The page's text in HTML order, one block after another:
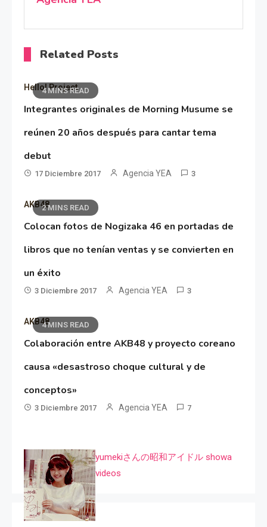
Related Posts
4 MINS READ
Hello! Project
Integrantes originales de Morning Musume se
reúnen 20 años después para cantar tema
debut
17 Diciembre 2017 Agencia YEA 3
2 MINS READ
AKB48
Colocan fotos de Nogizaka 46 en portadas de
libros que no tenían ventas y se convierten en
un éxito
3 Diciembre 2017 Agencia YEA 3
4 MINS READ
AKB48
Colaboración entre AKB48 y proyecto coreano
causa «desastroso choque cultural y de
conceptos»
3 Diciembre 2017 Agencia YEA 7
yumekiさんの昭和アイドル showa
videos